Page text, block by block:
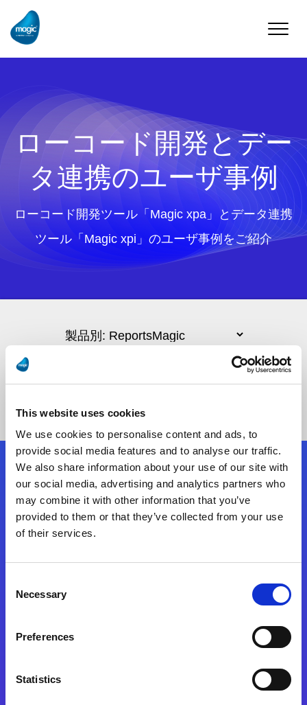
This website uses cookies
We use cookies to personalise content and ads, to
provide social media features and to analyse our traffic.
We also share information about your use of our site with
our social media, advertising and analytics partners who
may combine it with other information that you’ve
provided to them or that they’ve collected from your use
of their services.
Selection
Necessary
Preferences
Statistics
Toggle
ローコード開発とデー
タ連携のユーザ事例
ローコード開発ツール「Magic xpa」とデータ連携
ツール「Magic xpi」のユーザ事例をご紹介
お問合せ
フォローする